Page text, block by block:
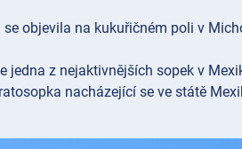
objevila na kukuřičném poli v
jedna z nejaktivnějších sopek v
nacházející se ve státě